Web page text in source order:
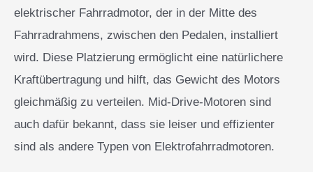
elektrischer Fahrradmotor, der in der Mitte des
Fahrradrahmens, zwischen den Pedalen, installiert
wird. Diese Platzierung ermöglicht eine natürlichere
Kraftübertragung und hilft, das Gewicht des Motors
gleichmäßig zu verteilen. Mid-Drive-Motoren sind
auch dafür bekannt, dass sie leiser und effizienter
sind als andere Typen von Elektrofahrradmotoren.